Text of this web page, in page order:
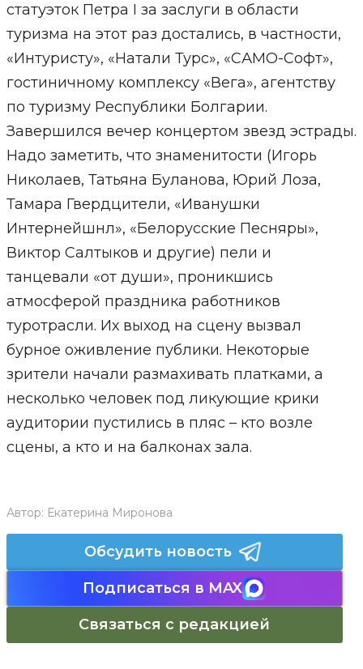
статуэток Петра I за заслуги в области
туризма на этот раз достались, в частности,
«Интуристу», «Натали Турс», «САМО-Софт»,
гостиничному комплексу «Вега», агентству
по туризму Республики Болгарии.
Завершился вечер концертом звезд эстрады.
Надо заметить, что знаменитости (Игорь
Николаев, Татьяна Буланова, Юрий Лоза,
Тамара Гвердцители, «Иванушки
Интернейшнл», «Белорусские Песняры»,
Виктор Салтыков и другие) пели и
танцевали «от души», проникшись
атмосферой праздника работников
туротрасли. Их выход на сцену вызвал
бурное оживление публики. Некоторые
зрители начали размахивать платками, а
несколько человек под ликующие крики
аудитории пустились в пляс – кто возле
сцены, а кто и на балконах зала.
Автор: Екатерина Миронова
Обсудить новость
Подписаться в MAX
Связаться с редакцией